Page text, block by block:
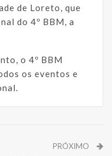
de Loreto, que
do 4º BBM, a
o 4º BBM
os eventos e
PRÓXIMO